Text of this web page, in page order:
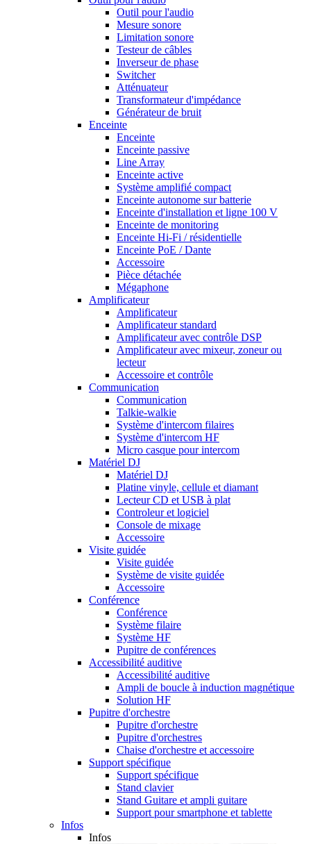
Outil pour l'audio
Mesure sonore
Limitation sonore
Testeur de câbles
Inverseur de phase
Switcher
Atténuateur
Transformateur d'impédance
Générateur de bruit
Enceinte
Enceinte
Enceinte passive
Line Array
Enceinte active
Système amplifié compact
Enceinte autonome sur batterie
Enceinte d'installation et ligne 100 V
Enceinte de monitoring
Enceinte Hi-Fi / résidentielle
Enceinte PoE / Dante
Accessoire
Pièce détachée
Mégaphone
Amplificateur
Amplificateur
Amplificateur standard
Amplificateur avec contrôle DSP
Amplificateur avec mixeur, zoneur ou
lecteur
Accessoire et contrôle
Communication
Communication
Talkie-walkie
Système d'intercom filaires
Système d'intercom HF
Micro casque pour intercom
Matériel DJ
Matériel DJ
Platine vinyle, cellule et diamant
Lecteur CD et USB à plat
Controleur et logiciel
Console de mixage
Accessoire
Visite guidée
Visite guidée
Système de visite guidée
Accessoire
Conférence
Conférence
Système filaire
Système HF
Pupitre de conférences
Accessibilité auditive
Accessibilité auditive
Ampli de boucle à induction magnétique
Solution HF
Pupitre d'orchestre
Pupitre d'orchestre
Pupitre d'orchestres
Chaise d'orchestre et accessoire
Support spécifique
Support spécifique
Stand clavier
Stand Guitare et ampli guitare
Support pour smartphone et tablette
Infos
Infos